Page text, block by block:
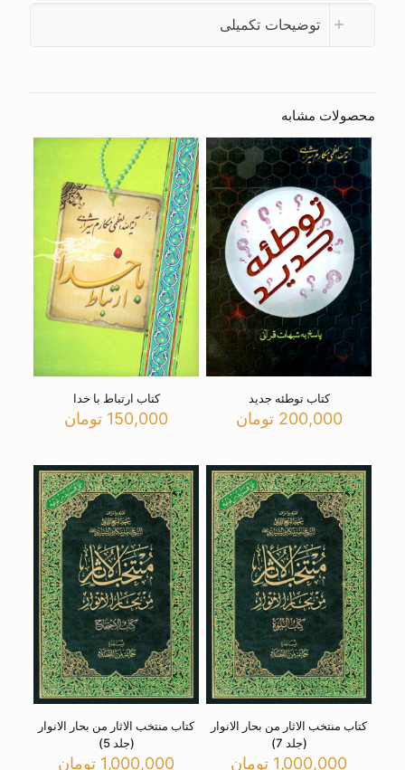
توضیحات تکمیلی
محصولات مشابه
کتاب توطئه جدید
200,000 تومان
کتاب ارتباط با خدا
150,000 تومان
کتاب منتخب الاثار من بحار الانوار
(جلد 7)
1,000,000 تومان
کتاب منتخب الاثار من بحار الانوار
(جلد 5)
1,000,000 تومان